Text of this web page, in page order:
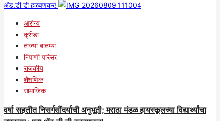
ॲड.डी डी हळवणकर!
आरोग्य
क्रीडा
ताज्या बातम्या
निपाणी परिसर
राजकीय
शैक्षणिक
सामाजिक
वर्षा सहलीत निसर्गसौंदर्याची अनुभूती; मराठा मंडळ हायस्कूलच्या विद्यार्थ्यांचा